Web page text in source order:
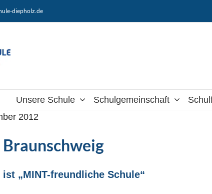
diepholz.de
Unsere Schule Schulgemeinschaft
2012
„MINT-freundliche Schule“